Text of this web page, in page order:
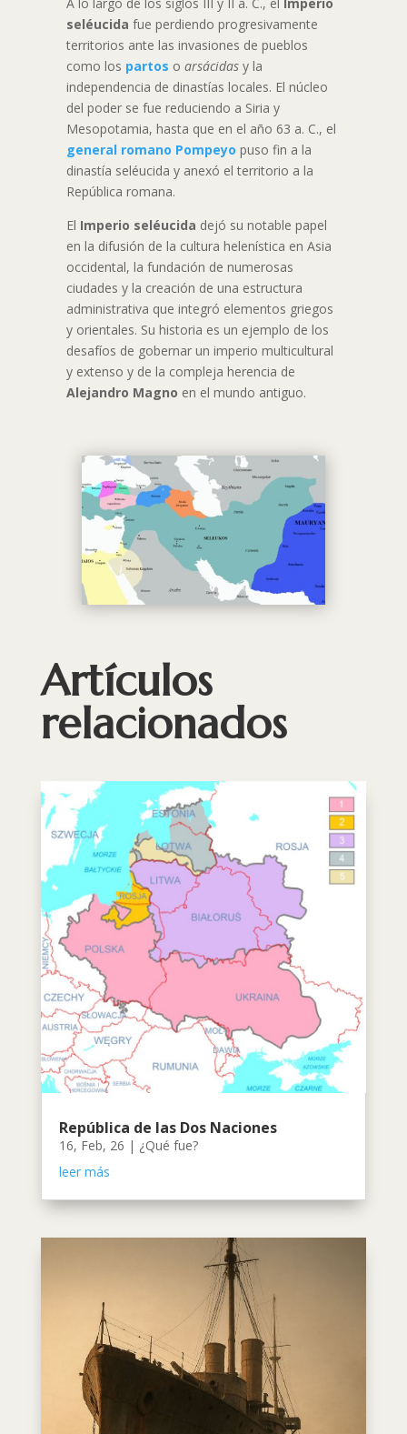
A lo largo de los siglos III y II a. C., el
Imperio
seléucida fue perdiendo progresivamente
territorios ante las invasiones de pueblos
como los partos o arsácidasy la
independencia de dinastías locales. El núcleo
del poder se fue reduciendo a Siria y
Mesopotamia, hasta que en el año 63 a. C., el
general romano Pompeyo puso fin a la
dinastía seléucida y anexó el territorio a la
República romana.
El Imperio seléucida dejó su notable papel
en la difusión de la cultura helenística en Asia
occidental, la fundación de numerosas
ciudades y la creación de una estructura
administrativa que integró elementos griegos
y orientales. Su historia es un ejemplo de los
desafíos de gobernar un imperio multicultural
y extenso y de la compleja herencia de
Alejandro Magno en el mundo antiguo.
Artículos
relacionados
República de las Dos Naciones
16, Feb, 26 | ¿Qué fue?
leer más